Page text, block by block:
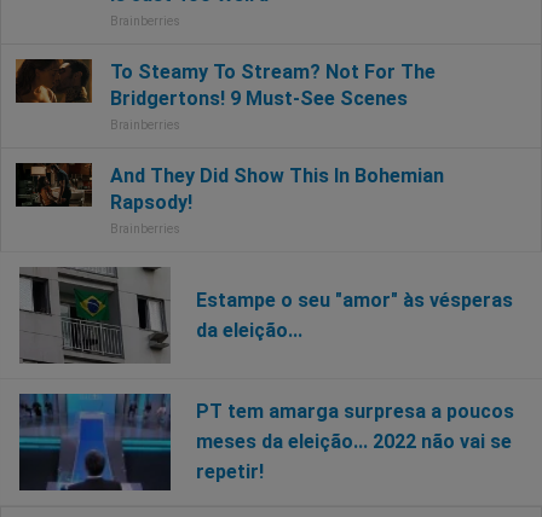
Estampe o seu "amor" às vésperas
da eleição...
PT tem amarga surpresa a poucos
meses da eleição... 2022 não vai se
repetir!